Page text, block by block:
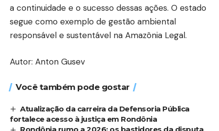
a continuidade e o sucesso dessas ações. O estado
segue como exemplo de gestão ambiental
responsável e sustentável na Amazônia Legal.
Autor: Anton Gusev
Você também pode gostar
Atualização da carreira da Defensoria Pública
fortalece acesso à justiça em Rondônia